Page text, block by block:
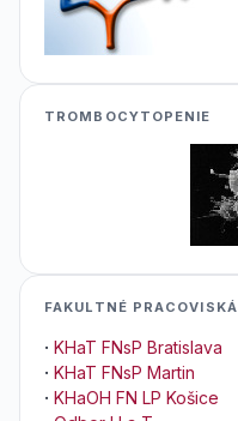
TROMBOCYTOPENIE
FAKULTNÉ PRACOVISKÁ
· KHaT FNsP Bratislava
· KHaT FNsP Martin
· KHaOH FN LP Košice